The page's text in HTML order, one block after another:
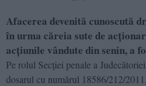
Afacerea devenită cunoscută
în urma căreia sute de
acţiunile vândute din senin, a
Pe rolul Secţiei penale a
dosarul cu numărul 18586/212/